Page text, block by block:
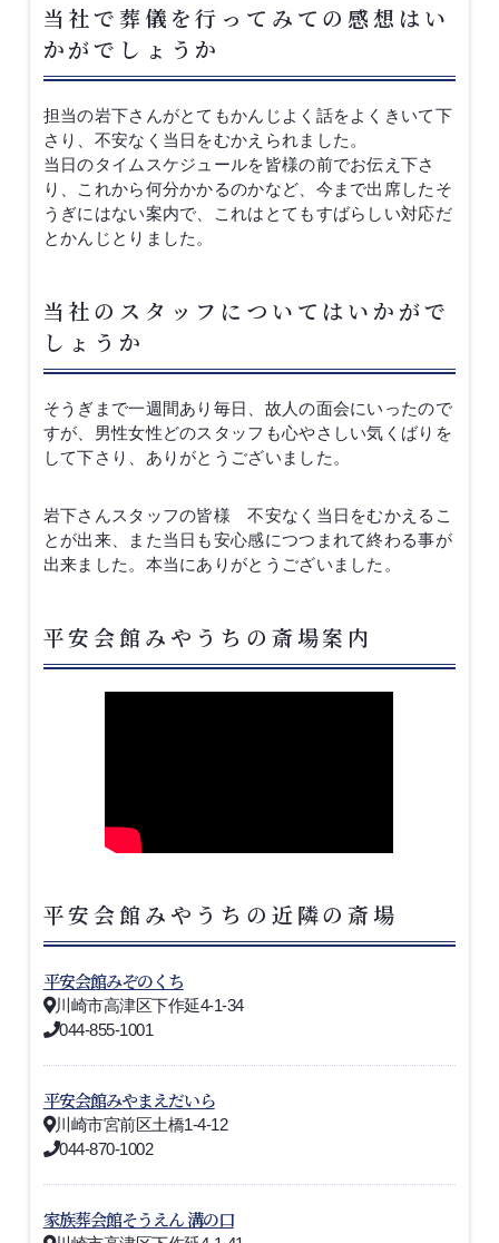
当社で葬儀を行ってみての感想はい
かがでしょうか
担当の岩下さんがとてもかんじよく話をよくきいて下
さり、不安なく当日をむかえられました。
当日のタイムスケジュールを皆様の前でお伝え下さ
り、これから何分かかるのかなど、今まで出席したそ
うぎにはない案内で、これはとてもすばらしい対応だ
とかんじとりました。
当社のスタッフについてはいかがで
しょうか
そうぎまで一週間あり毎日、故人の面会にいったので
すが、男性女性どのスタッフも心やさしい気くばりを
して下さり、ありがとうございました。
岩下さんスタッフの皆様 不安なく当日をむかえるこ
とが出来、また当日も安心感につつまれて終わる事が
出来ました。本当にありがとうございました。
平安会館みやうちの斎場案内
平安会館みやうちの近隣の斎場
平安会館みぞのくち
川崎市高津区下作延4-1-34
044-855-1001
平安会館みやまえだいら
川崎市宮前区土橋1-4-12
044-870-1002
家族葬会館そうえん 溝の口